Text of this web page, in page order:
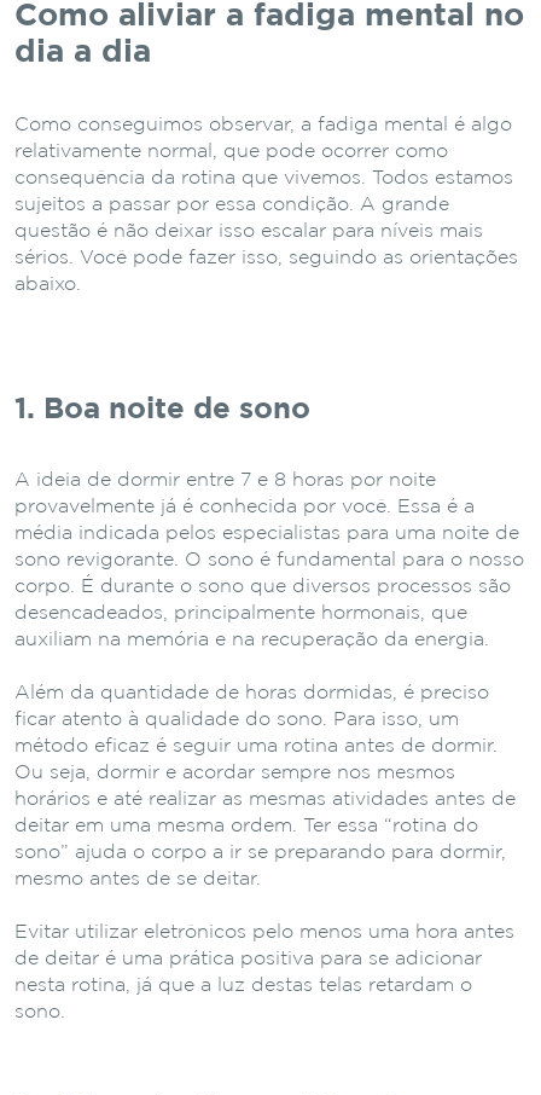
Como aliviar a fadiga mental no
dia a dia
Como conseguimos observar, a fadiga mental é algo
relativamente normal, que pode ocorrer como
consequência da rotina que vivemos. Todos estamos
sujeitos a passar por essa condição. A grande
questão é não deixar isso escalar para níveis mais
sérios. Você pode fazer isso, seguindo as orientações
abaixo.
1. Boa noite de sono
A ideia de dormir entre 7 e 8 horas por noite
provavelmente já é conhecida por você. Essa é a
média indicada pelos especialistas para uma noite de
sono revigorante. O sono é fundamental para o nosso
corpo. É durante o sono que diversos processos são
desencadeados, principalmente hormonais, que
auxiliam na memória e na recuperação da energia.
Além da quantidade de horas dormidas, é preciso
ficar atento à qualidade do sono. Para isso, um
método eficaz é seguir uma rotina antes de dormir.
Ou seja, dormir e acordar sempre nos mesmos
horários e até realizar as mesmas atividades antes de
deitar em uma mesma ordem. Ter essa “rotina do
sono” ajuda o corpo a ir se preparando para dormir,
mesmo antes de se deitar.
Evitar utilizar eletrônicos pelo menos uma hora antes
de deitar é uma prática positiva para se adicionar
nesta rotina, já que a luz destas telas retardam o
sono.